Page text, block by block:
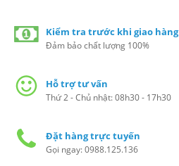
Kiểm tra trước khi giao hàng
Đảm bảo chất lượng 100%
Hỗ trợ tư vấn
Thứ 2 - Chủ nhật: 08h30 - 17h30
Đặt hàng trực tuyến
Gọi ngay: 0988.125.136